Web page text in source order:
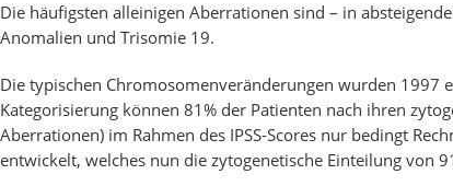
Die häufigsten alleinigen Aberrationen sind – in
Anomalien und Trisomie 19.
Die typischen Chromosomenveränderungen wurden 1997
Kategorisierung können 81% der Patienten nach ihren
Aberrationen) im Rahmen des IPSS-Scores nur bedingt
entwickelt, welches nun die zytogenetische Einteilung von